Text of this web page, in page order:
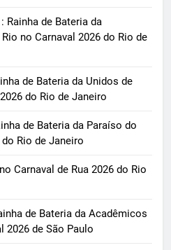
Rainha de Bateria da
no Carnaval 2026 do Rio de
de Bateria da Unidos de
do Rio de Janeiro
de Bateria da Paraíso do
Rio de Janeiro
Carnaval de Rua 2026 do Rio
de Bateria da Acadêmicos
2026 de São Paulo